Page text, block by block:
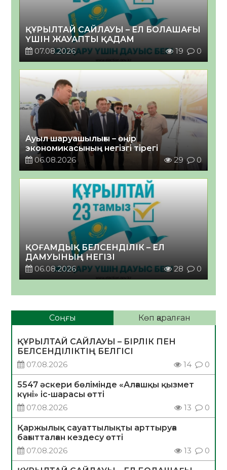
ҚҰРЫЛТАЙ САЙЛАУЫ – ЕЛ БОЛАШАҒЫ
ҮШІН ЖАУАПТЫ ҚАДАМ
07.08.2026
19 0
Ауыл шаруашылығы – өңір
экономикасының негізгі тірегі
06.08.2026
29 0
ҚОҒАМДЫҚ БЕЛСЕНДІЛІК – ЕЛ
ДАМУЫНЫҢ НЕГІЗІ
06.08.2026
28 0
Соңғы Көп қаралған
ҚҰРЫЛТАЙ САЙЛАУЫ – БІРЛІК ПЕН
БЕЛСЕНДІЛІКТІҢ БЕЛГІСІ
07.08.2026
14 0
5547 әскери бөлімінде «Алғашқы қызмет
күні» іс-шарасы өтті
07.08.2026
13 0
Қаржылық сауаттылықты арттыруға
бағытталған кездесу өтті
07.08.2026
13 0